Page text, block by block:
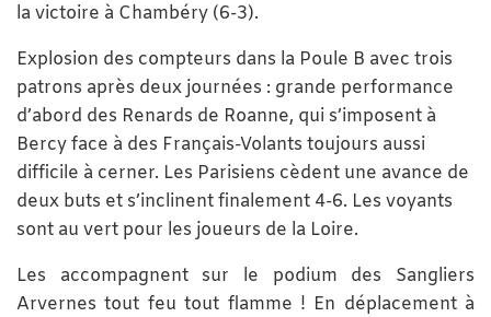
la victoire à Chambéry (6-3).
Explosion des compteurs dans la Poule B avec trois
patrons après deux journées : grande performance
d’abord des Renards de Roanne, qui s’imposent à
Bercy face à des Français-Volants toujours aussi
difficile à cerner. Les Parisiens cèdent une avance de
deux buts et s’inclinent finalement 4-6. Les voyants
sont au vert pour les joueurs de la Loire.
Les accompagnent sur le podium des Sangliers
Arvernes tout feu tout flamme ! En déplacement à